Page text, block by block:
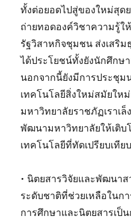
ทั้งต่อยอดไปสู่ของใหม่สุด
ถ่ายทอดองค์วิชาความรู้ใ
รัฐวิสาหกิจชุมชน ส่งเสริม
ได้ประโยชน์ทั้งยังนักศึกษ
นอกจากนี้ยังมีการประชุม
เทคโนโลยีสิ่งใหม่สมัยให
มหาวิทยาลัยราชภัฏเราเ
พัฒนามหาวิทยาลัยให้เติบ
เทคโนโลยีที่ทัดเปรียบเที
• นิตยสารวิจัยและพัฒนา
ระดับชาติที่ช่วยเหลือในก
การศึกษาและนิตยสารเป็น